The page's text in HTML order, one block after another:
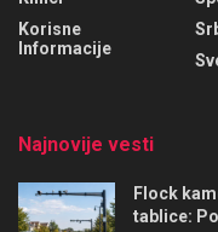
Korisne
Informacije
Najnovije vesti
Flock
tablice: